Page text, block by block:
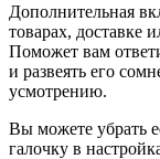
Дополнительная
товарах, доставке
Поможет вам
и развеять его
усмотрению.
Вы можете убрать
галочку в